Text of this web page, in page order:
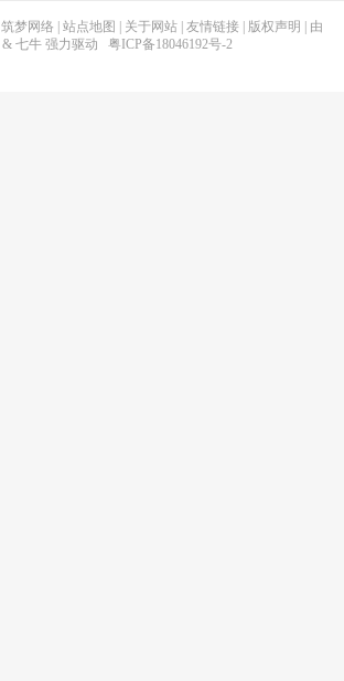
筑梦网络 站点地图 关于网站 友情链接 版权声明
| 由
& 七牛强力驱动 粤ICP备18046192号-2